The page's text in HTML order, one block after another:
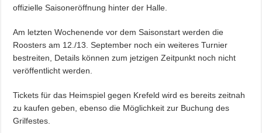
offizielle Saisoneröffnung hinter der Halle.
Am letzten Wochenende vor dem Saisonstart werden die
Roosters am 12./13. September noch ein weiteres Turnier
bestreiten, Details können zum jetzigen Zeitpunkt noch nicht
veröffentlicht werden.
Tickets für das Heimspiel gegen Krefeld wird es bereits zeitnah
zu kaufen geben, ebenso die Möglichkeit zur Buchung des
Grilfestes.